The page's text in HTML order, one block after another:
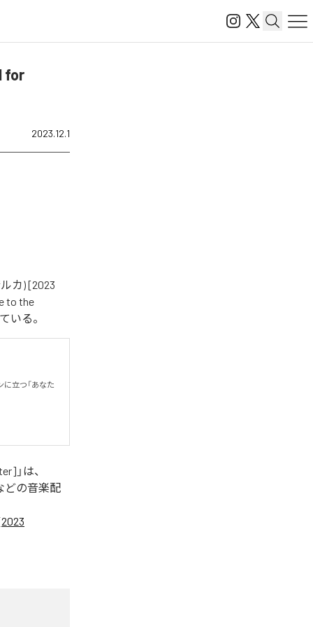
for
2023.12.1
カ) [2023
to the
いる。
立つ「あなた
」は、
どの音楽配